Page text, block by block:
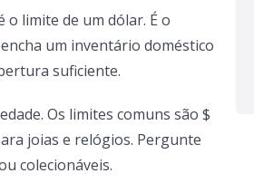
limite de um dólar. É o
um inventário doméstico
suficiente.
Os limites comuns são $
joias e relógios. Pergunte
colecionáveis.